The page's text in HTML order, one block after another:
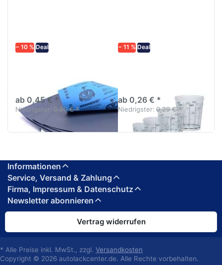
− 10 % Deal
diversen Körnungen
ab 0,45 € *
Niedrigster: 0,50 € *
− 11 % Deal
ab 0,26 € *
Niedrigster: 0,29 € *
Informationen
Service, Versand & Zahlung
Firma, Impressum & Datenschutz
Newsletter abonnieren
Vertrag widerrufen
* Alle Preise inkl. MwSt., zzgl. Versandkosten
Copyright © 2026 autolackcenter.de. Alle Rechte vorbehalten.